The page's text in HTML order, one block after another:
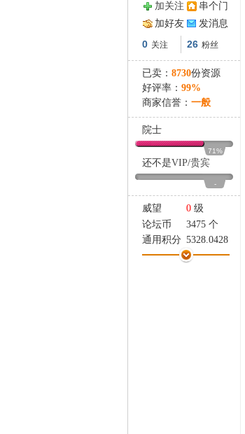
加关注
串个门
加好友
发消息
0 关注 26 粉丝
已卖： 8730份资源
好评率： 99%
商家信誉： 一般
院士
71%
还不是VIP/贵宾
-
威望 0 级
论坛币
3475 个
通用积分 5328.0428
学术水平
158 点